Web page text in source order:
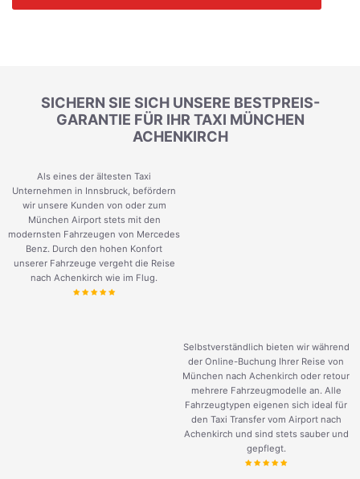
SICHERN SIE SICH UNSERE BESTPREIS-
GARANTIE FÜR IHR TAXI MÜNCHEN
ACHENKIRCH
Als eines der ältesten Taxi
Unternehmen in Innsbruck, befördern
wir unsere Kunden von oder zum
München Airport stets mit den
modernsten Fahrzeugen von Mercedes
Benz. Durch den hohen Konfort
unserer Fahrzeuge vergeht die Reise
nach Achenkirch wie im Flug.
Selbstverständlich bieten wir während
der Online-Buchung Ihrer Reise von
München nach Achenkirch oder retour
mehrere Fahrzeugmodelle an. Alle
Fahrzeugtypen eigenen sich ideal für
den Taxi Transfer vom Airport nach
Achenkirch und sind stets sauber und
gepflegt.